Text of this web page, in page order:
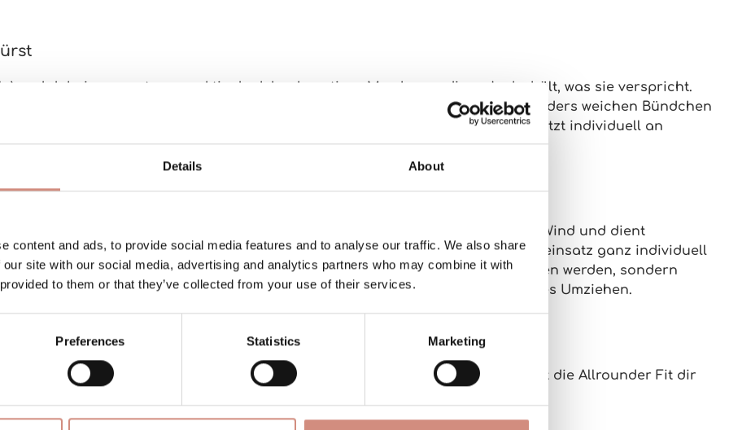
Details About
content and ads, to provide social media features and to analyse our traffic. We also share
site with our social media, advertising and analytics partners who may combine it with
to them or that they’ve collected from your use of their services.
Preferences Statistics Marketing
und dabei super atmungsaktiv
dank hochwertiger Membran – diese Jacke hält, was sie verspricht.
auf, ein weicher hält kalte Luft draußen und die besonders weichen Bündchen
lässt sich jetzt individuell an
Phase.
und bringt eine eigene,
mit. Sie schützt vor Wind und dient
– einfach an der Jacke befestigen und fertig. Außerdem kannst du den Babyeinsatz ganz individuell
beim Rückentragen? Deine eigene Kapuze muss jetzt nicht mehr abgenommen werden, sondern
freie Sicht und frische Luft– ganz ohne verlorene Kapuzen oder umständliches Umziehen.
Nutzung
und FCund produziert in einem GOTS- und BSCI-zertifizierten Betrieb
, bietet die Allrounder Fit dir
dabei auch die Umwelt.